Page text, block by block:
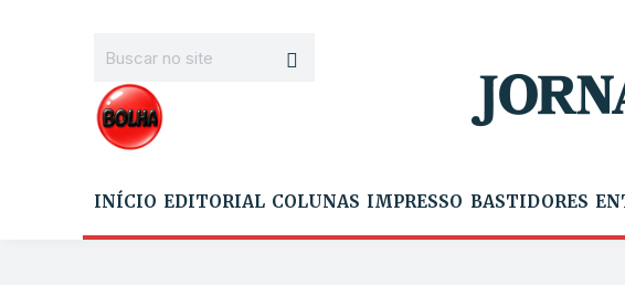
INÍCIO EDITORIAL COLUNAS IMPRESSO BASTIDORES